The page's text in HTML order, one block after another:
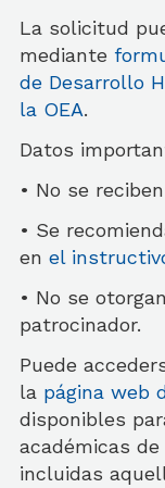
La solicitud
mediante
de Desarrollo
la OEA.
Datos
• No se
• Se
en el
• No se
patrocinador.
Puede
la página web
disponibles
académicas
incluidas